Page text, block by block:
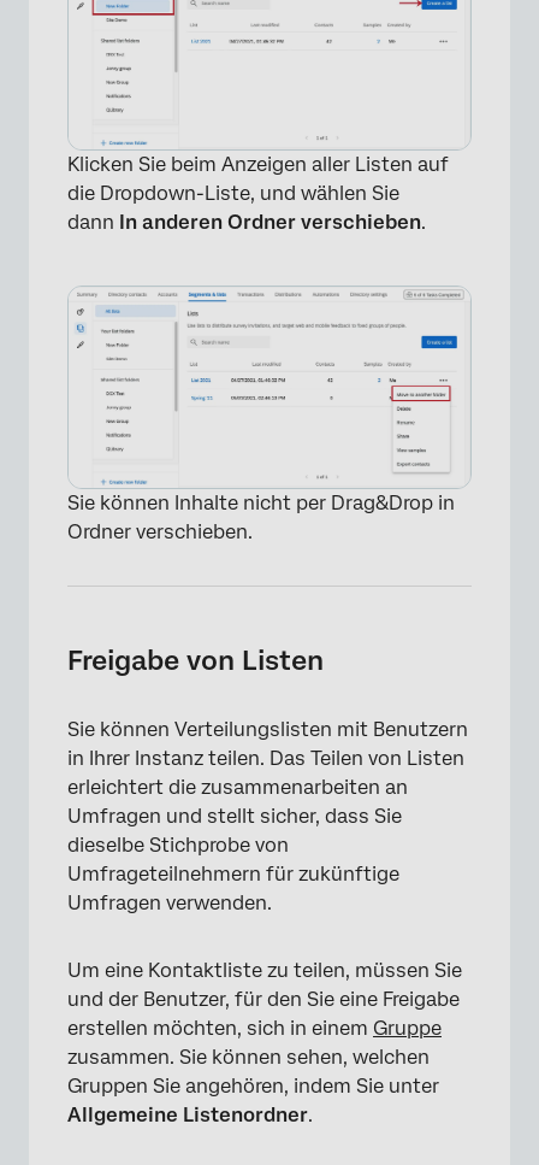
×
×
Klicken Sie beim Anzeigen aller Listen auf
die Dropdown-Liste, und wählen Sie
dann In anderen Ordner verschieben.
Sie können Inhalte nicht per Drag&Drop in
Ordner verschieben.
Freigabe von Listen
Sie können Verteilungslisten mit Benutzern
in Ihrer Instanz teilen. Das Teilen von Listen
erleichtert die zusammenarbeiten an
Umfragen und stellt sicher, dass Sie
dieselbe Stichprobe von
Umfrageteilnehmern für zukünftige
Umfragen verwenden.
Um eine Kontaktliste zu teilen, müssen Sie
und der Benutzer, für den Sie eine Freigabe
erstellen möchten, sich in einem Gruppe
zusammen. Sie können sehen, welchen
Gruppen Sie angehören, indem Sie unter
Allgemeine Listenordner.